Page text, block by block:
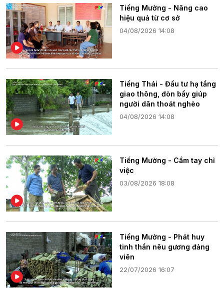
Tiếng Mường - Nâng cao
hiệu quả từ cơ sở
04/08/2026 14:08
Tiếng Thái - Đầu tư hạ tầng
giao thông, đòn bẩy giúp
người dân thoát nghèo
04/08/2026 14:08
Tiếng Mường - Cầm tay chỉ
việc
03/08/2026 18:08
Tiếng Mường - Phát huy
tinh thần nêu gương đảng
viên
22/07/2026 16:07